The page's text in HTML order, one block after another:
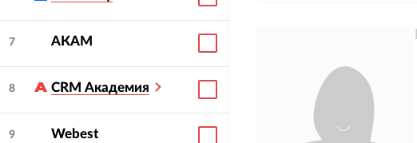
7 АКАМ
8 CRM Академия
9 Webest